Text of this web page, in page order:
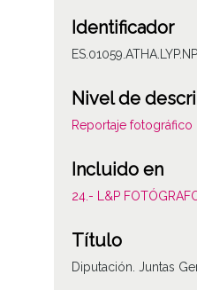
Identificador
Nivel de
Reportaje fotográfico
Incluido en
24.- L&P
Título
Diputación. Juntas